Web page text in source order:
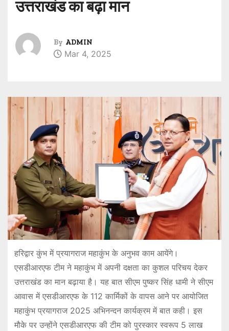
उत्तराखंड का बढ़ा मान
By ADMIN
Mar 4, 2025
हरिद्वार कुंभ में प्रयागराज महाकुंभ के अनुभव काम आयेंगे।
एसडीआरएफ टीम ने महाकुंभ में अपनी दक्षता का कुशल परिचय देकर
उत्तराखंड का मान बढ़ाया है। यह बात सीएम पुष्कर सिंह धामी ने सीएम
आवास में एसडीआरएफ के 112 कार्मिकों के वापस आने पर आयोजित
महाकुंभ प्रयागराज 2025 अभिनन्दन कार्यक्रम में बात कही। इस
मौके पर उन्होंने एसडीआरएफ की टीम को पुरस्कार स्वरूप 5 लाख